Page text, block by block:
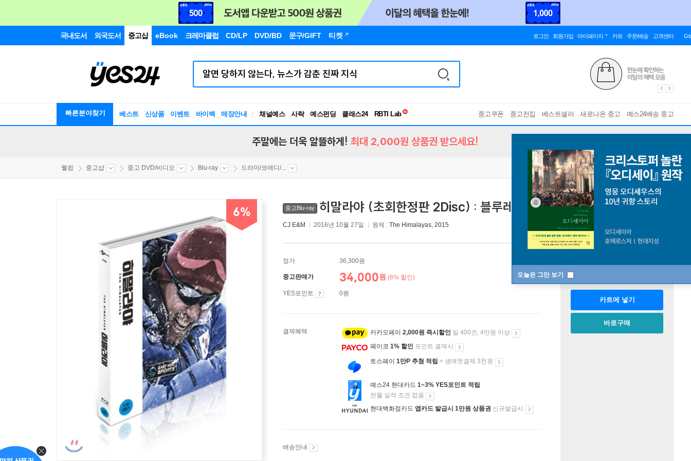
국내도서 외국도서 중고샵 eBook 크레마클럽 CD/LP DVD/BD 문구/GIFT 티켓 로그인 회원가입 마이페이지 카트 주문/배송 고객센터
빠른분야찾기 베스트 신상품 이벤트 바이백 매장안내 채널예스 사락 예스펀딩 클래스24
RBTI Lab
중고쿠폰 중고전집 베스트셀러 새로나온 중고 예스24배송 중고
오늘은 그만 보기
주말에는 더욱 알뜰하게! 최대 2,000원 상품권 받으세요!
웰컴 중고샵 중고 DVD/비디오 Blu-ray 드라마/코메디/...
6% 중고Blu-ray 히말라야 (초회한정판 2Disc) : 블루레이
CJ E&M 2016년 10월 27일 원제 : The Himalayas, 2015
정가 36,300원
중고판매가 34,000원 (6% 할인)
YES포인트 0원
결제혜택 카카오페이 2,000원 즉시할인 일 400건, 4만원 이상
페이코 1% 할인 포인트 결제시
토스페이 1만P 추첨 적립 + 생애첫결제 3천원
예스24 현대카드 1~3% YES포인트 적립
전월 실적 조건 없음
현대백화점카드 앱카드 발급시 1만원 상품권 신규발급시
배송안내
수량
카트에 넣기
바로구매